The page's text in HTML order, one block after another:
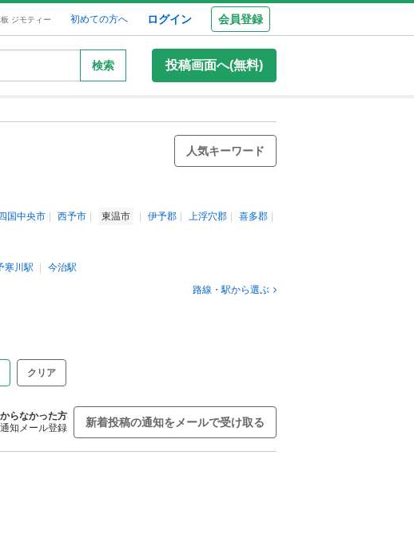
ジモティー 初めての方へ ログイン 会員登録
検索 投稿画面へ(無料)
人気キーワード
国中央市 西予市 東温市 伊予郡 上浮穴郡
喜多郡
寒川駅
今治駅
路線・駅から選ぶ
クリア
らなかった方
知メール登録
新着投稿の通知をメールで受け取る